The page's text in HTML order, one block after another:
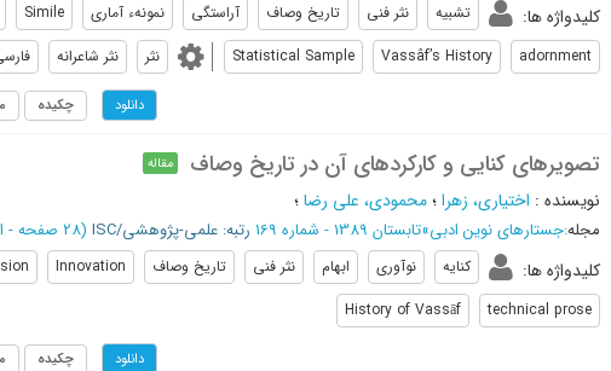
کلیدواژه ها: تشبیه نثر فنی تاریخ وصاف آراستگی نمونهء آماری Simile
adornment
Vassâf’s History
Statistical Sample نثر نثر شاعرانه
دانلود چکیده
تصویرهای کنایی و کارکردهای آن در تاریخ وصاف مقاله
نویسنده : اختیاری، زهرا؛محمودی، علی رضا؛
مجله:جستارهای نوین ادبی»تابستان 1389 - شماره 169 رتبه: علمی-پژوهشی/ISC (‎28 صفحه - از
کلیدواژه ها: کنایه نوآوری ابهام نثر فنی تاریخ وصاف Innovation
technical prose
History of Vassāf
دانلود چکیده